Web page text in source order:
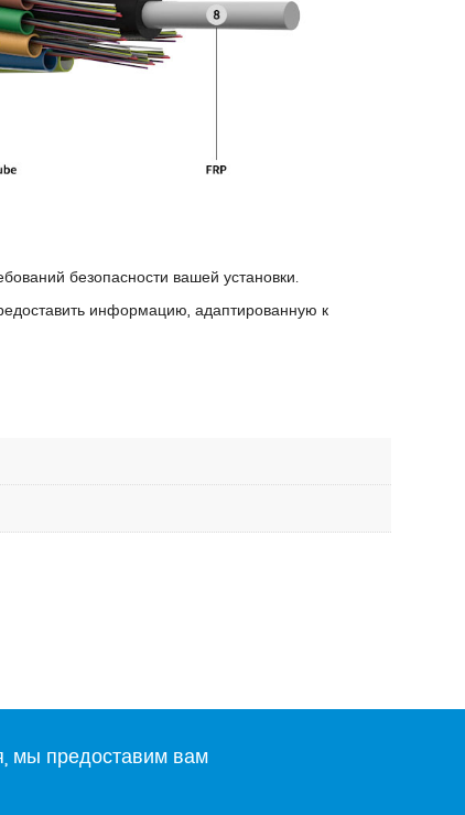
безопасности вашей установки.
информацию, адаптированную к
мы предоставим вам